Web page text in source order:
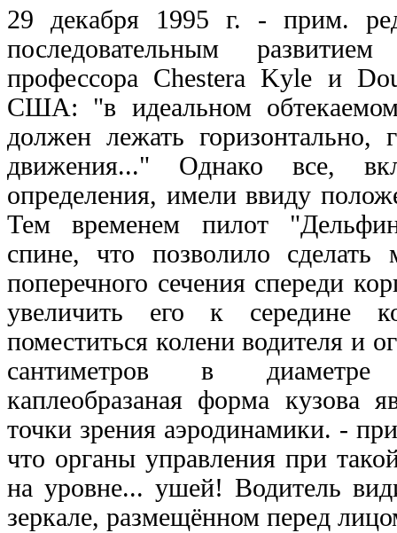
29 декабря 1995 г. - прим.
последовательным
профессора Chestera Kyle и
США: "в идеальном обтекаемом
должен лежать горизонтально,
движения..." Однако все,
определения, имели ввиду
Тем временем пилот
спине, что позволило
поперечного сечения спереди
увеличить его к середине
поместиться колени водителя и
сантиметров в диаметре
каплеобразаная форма кузова
точки зрения аэродинамики. -
что органы управления при
на уровне... ушей! Водитель
зеркале, размещённом перед